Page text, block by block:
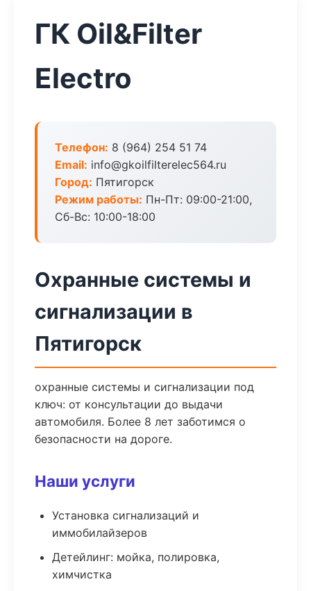
ГК Oil&Filter
Electro
Телефон: 8 (964) 254 51 74
Email: info@gkoilfilterelec564.ru
Город: Пятигорск
Режим работы: Пн-Пт: 09:00-21:00,
Сб-Вс: 10:00-18:00
Охранные системы и
сигнализации в
Пятигорск
охранные системы и сигнализации под
ключ: от консультации до выдачи
автомобиля. Более 8 лет заботимся о
безопасности на дороге.
Наши услуги
Установка сигнализаций и
иммобилайзеров
Детейлинг: мойка, полировка,
химчистка